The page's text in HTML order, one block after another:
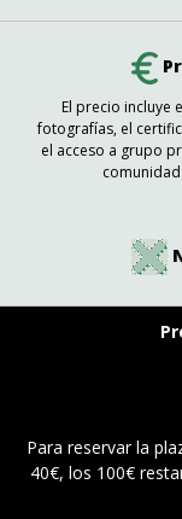
El precio incluye
fotografías, el
el acceso a grupo
Para reservar la
40€, los 100€